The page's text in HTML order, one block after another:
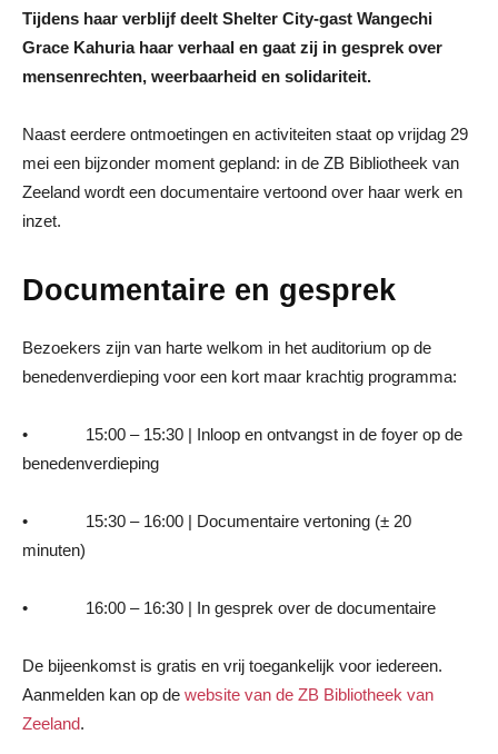
Tijdens haar verblijf deelt Shelter City-gast Wangechi
Grace Kahuria haar verhaal en gaat zij in gesprek over
mensenrechten, weerbaarheid en solidariteit.
Naast eerdere ontmoetingen en activiteiten staat op vrijdag 29
mei een bijzonder moment gepland: in de ZB Bibliotheek van
Zeeland wordt een documentaire vertoond over haar werk en
inzet.
Documentaire en gesprek
Bezoekers zijn van harte welkom in het auditorium op de
benedenverdieping voor een kort maar krachtig programma:
• 15:00 – 15:30 | Inloop en ontvangst in de foyer op de
benedenverdieping
• 15:30 – 16:00 | Documentaire vertoning (± 20
minuten)
• 16:00 – 16:30 | In gesprek over de documentaire
De bijeenkomst is gratis en vrij toegankelijk voor iedereen.
Aanmelden kan op de website van de ZB Bibliotheek van
Zeeland.